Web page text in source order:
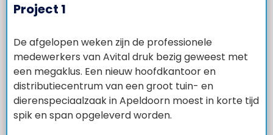
Project 1
De afgelopen weken zijn de professionele
medewerkers van Avital druk bezig geweest met
een megaklus. Een nieuw hoofdkantoor en
distributiecentrum van een groot tuin- en
dierenspeciaalzaak in Apeldoorn moest in korte tijd
spik en span opgeleverd worden.